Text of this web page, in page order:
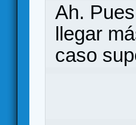
Ah.
llegar
caso